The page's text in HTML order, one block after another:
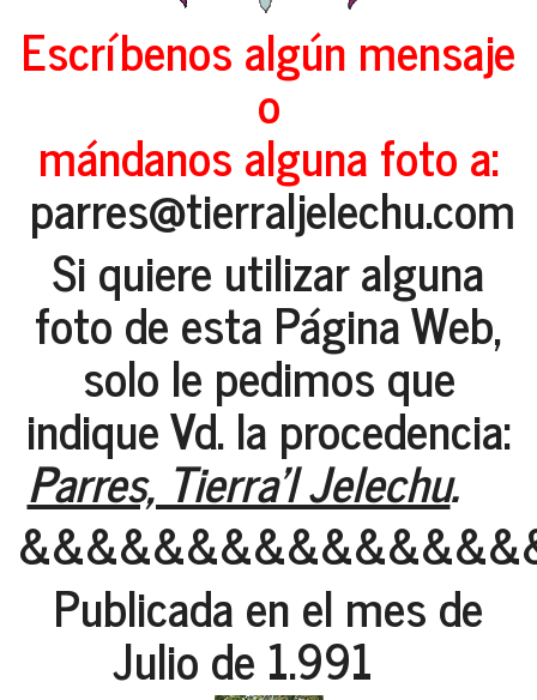
Escríbenos algún mensaje
o
mándanos alguna foto a:
parres@tierraljelechu.com
Si quiere utilizar alguna
foto de esta Página Web,
solo le pedimos que
indique Vd. la procedencia:
Parres, Tierra'l Jelechu.
Publicada en el mes de
Julio de 1.991